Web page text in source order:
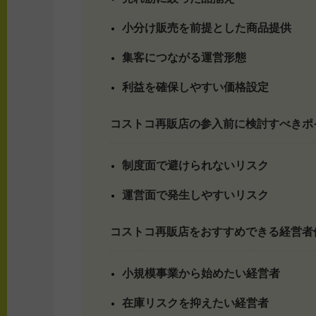
小分け販売を前提とした商品提供
集客につながる運営形態
利益を確保しやすい価格設定
コストコ再販店の参入前に検討すべきポ
制度面で避けられないリスク
運営面で発生しやすいリスク
コストコ再販店をおすすめできる経営者
小規模事業から始めたい経営者
在庫リスクを抑えたい経営者